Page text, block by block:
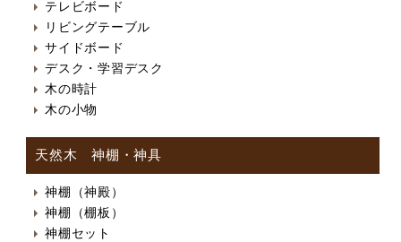
テレビボード
リビングテーブル
サイドボード
デスク・学習デスク
木の時計
木の小物
天然木 神棚・神具
神棚（神殿）
神棚（棚板）
神棚セット